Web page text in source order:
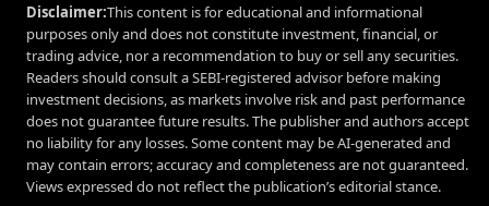
Disclaimer:This content is for educational and informational
purposes only and does not constitute investment, financial, or
trading advice, nor a recommendation to buy or sell any securities.
Readers should consult a SEBI-registered advisor before making
investment decisions, as markets involve risk and past performance
does not guarantee future results. The publisher and authors accept
no liability for any losses. Some content may be AI-generated and
may contain errors; accuracy and completeness are not guaranteed.
Views expressed do not reflect the publication’s editorial stance.